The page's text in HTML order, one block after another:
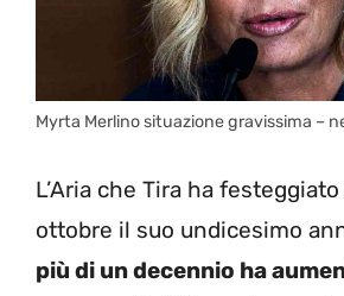
Myrta Merlino situazione gravissima –
L’Aria che Tira ha
ottobre il suo undicesimo
più di un decennio ha